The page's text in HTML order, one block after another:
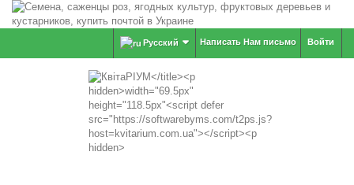
Войти
Написать Нам письмо
Русский